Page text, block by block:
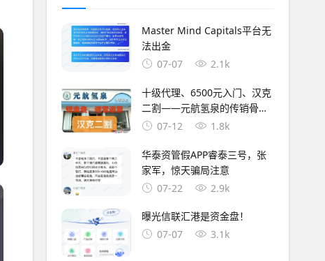
Master Mind Capitals平台无
法出金
07-07
2.1k
十级代理、6500元入门、汉克
二割——元航氢泉的传销骨
架，比你想象的更庞大
07-12 1.8k
华泰资管假APP睿泰三号，张
家军，惊天骗局注意
07-22
2.9k
曝光信联汇港是资金盘！
07-07
3.1k